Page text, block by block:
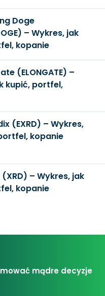
Doge
– Wykres, jak
kopanie
(ELONGATE) –
kupić, portfel,
(EXRD) – Wykres,
kopanie
– Wykres, jak
kopanie
mądre decyzje